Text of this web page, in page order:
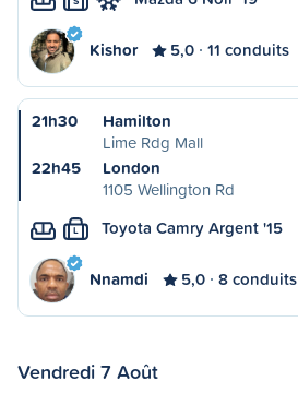
Kishor 5,0 11 conduits
21h30
Hamilton
Lime Rdg Mall
22h45
London
1105 Wellington Rd
L Toyota Camry Argent '15
Nnamdi 5,0 8 conduits
Vendredi 7 Août